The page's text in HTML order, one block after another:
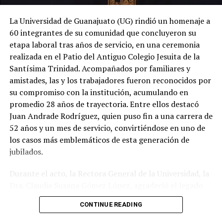
La Universidad de Guanajuato (UG) rindió un homenaje a
60 integrantes de su comunidad que concluyeron su
etapa laboral tras años de servicio, en una ceremonia
realizada en el Patio del Antiguo Colegio Jesuita de la
Santísima Trinidad. Acompañados por familiares y
amistades, las y los trabajadores fueron reconocidos por
su compromiso con la institución, acumulando en
promedio 28 años de trayectoria. Entre ellos destacó
Juan Andrade Rodríguez, quien puso fin a una carrera de
52 años y un mes de servicio, convirtiéndose en uno de
los casos más emblemáticos de esta generación de
jubilados.
Durante el acto, la Rectora General de la Universidad, la
de quienes dedicaron gran parte de su vida a fortalecer
la máxima casa de estudios del estado. En su mensaje,
CONTINUE READING